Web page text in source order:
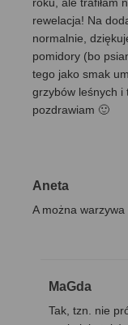
rewelacja! Na
normalnie,
pomidory (bo
tego jako smak
grzybów leśnych i
pozdrawiam 🙂
Aneta
A można
MaGda
Tak, tzn. nie